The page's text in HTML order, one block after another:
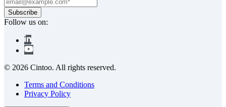
Follow us on:
© 2026 Cintoo. All rights reserved.
Terms and Conditions
Privacy Policy